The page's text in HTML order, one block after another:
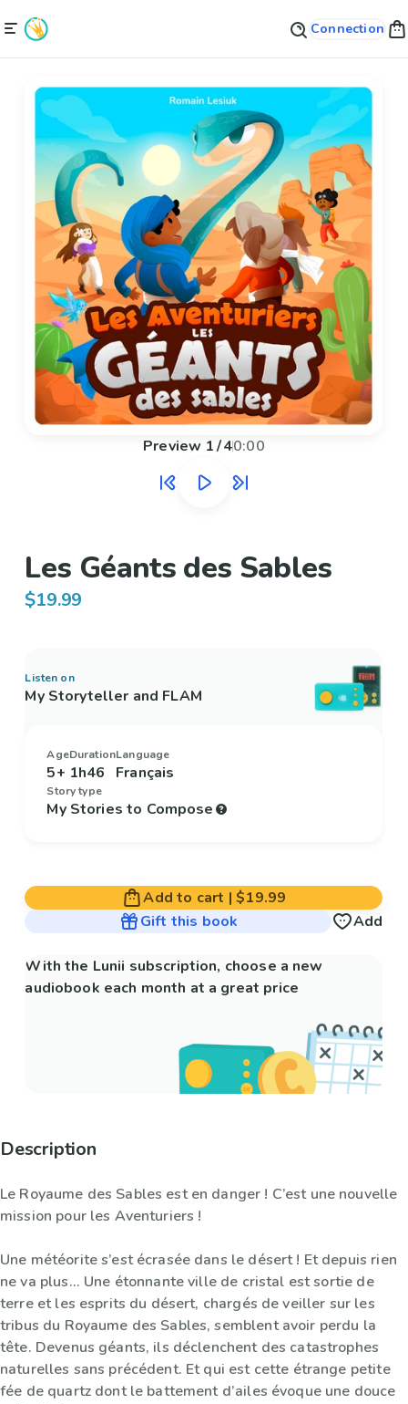
Connection
Preview 1/40:00
Les Géants des Sables
$19.99
Listen on
My Storyteller and FLAM
Age
5+
Duration
1h46
Language
Français
Story type
My Stories to Compose
Add to cart |$19.99
Gift this book
Add
With the Lunii subscription, choose a new
audiobook each month at a great price
Description
Le Royaume des Sables est en danger ! C’est une nouvelle
mission pour les Aventuriers !
Une météorite s’est écrasée dans le désert ! Et depuis rien
ne va plus... Une étonnante ville de cristal est sortie de
terre et les esprits du désert, chargés de veiller sur les
tribus du Royaume des Sables, semblent avoir perdu la
tête. Devenus géants, ils déclenchent des catastrophes
naturelles sans précédent. Et qui est cette étrange petite
fée de quartz dont le battement d’ailes évoque une douce